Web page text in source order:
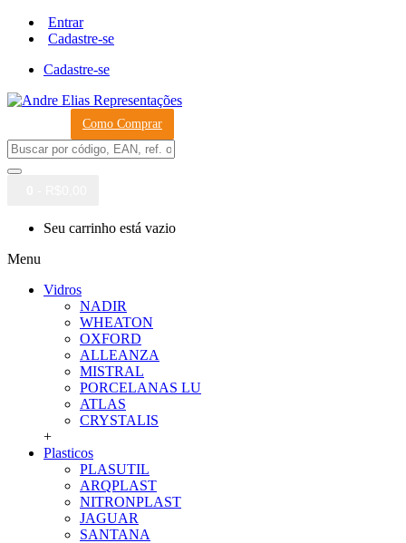
Entrar
Cadastre-se
Cadastre-se
Como Comprar
Seu carrinho está vazio
Menu
Vidros
NADIR
WHEATON
OXFORD
ALLEANZA
MISTRAL
PORCELANAS LU
ATLAS
CRYSTALIS
+
Plasticos
PLASUTIL
ARQPLAST
NITRONPLAST
JAGUAR
SANTANA